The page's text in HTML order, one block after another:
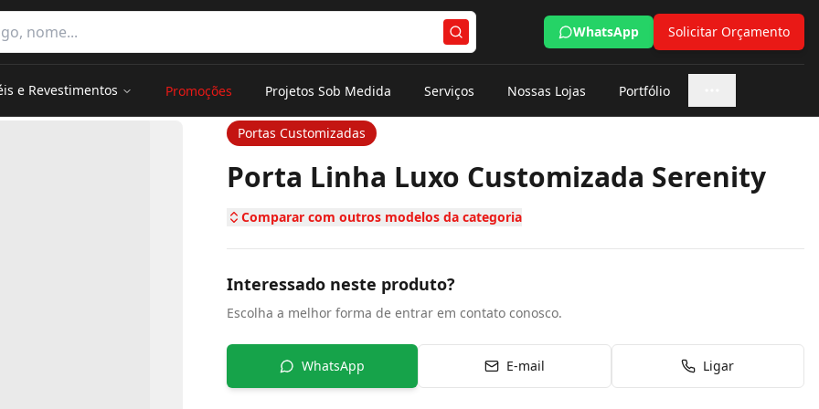
categorias
WhatsApp Solicitar Orçamento
e Revestimentos Promoções Projetos Sob Medida Serviços Nossas Lojas Portfólio
Portas Customizadas
Porta Linha Luxo Customizada Serenity
Comparar com outros modelos da categoria
Interessado neste produto?
Escolha a melhor forma de entrar em contato conosco.
WhatsApp E-mail Ligar